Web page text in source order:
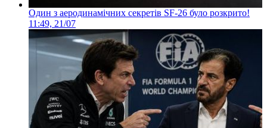
Один з аеродинамічних секретів SF-26 було розкрито!
11:49, 21/07